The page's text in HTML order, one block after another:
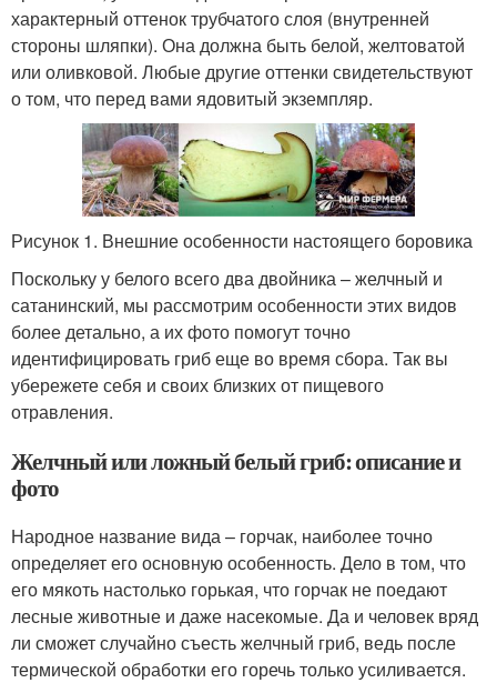
характерный оттенок трубчатого слоя (внутренней
стороны шляпки). Она должна быть белой, желтоватой
или оливковой. Любые другие оттенки свидетельствуют
о том, что перед вами ядовитый экземпляр.
Рисунок 1. Внешние особенности настоящего боровика
Поскольку у белого всего два двойника – желчный и
сатанинский, мы рассмотрим особенности этих видов
более детально, а их фото помогут точно
идентифицировать гриб еще во время сбора. Так вы
убережете себя и своих близких от пищевого
отравления.
Желчный или ложный белый гриб: описание и
фото
Народное название вида – горчак, наиболее точно
определяет его основную особенность. Дело в том, что
его мякоть настолько горькая, что горчак не поедают
лесные животные и даже насекомые. Да и человек вряд
ли сможет случайно съесть желчный гриб, ведь после
термической обработки его горечь только усиливается.